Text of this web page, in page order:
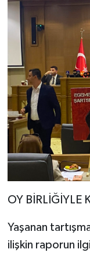
OY BİRLİĞİYLE
Yaşanan
ilişkin raporun